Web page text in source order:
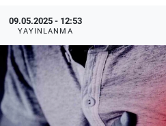
09.05.2025 - 12:53
YAYINLANMA
Kütahya
Gezi
Genel